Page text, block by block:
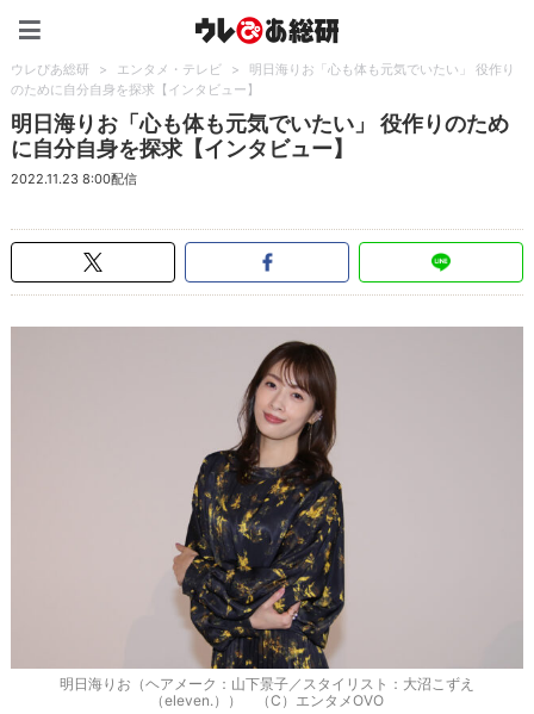
ウレぴあ総研 > エンタメ・テレビ >
明日海りお「心も体も元気でいたい」 役作り
のために自分自身を探求【インタビュー】
明日海りお「心も体も元気でいたい」 役作りのため
に自分自身を探求【インタビュー】
2022.11.23 8:00配信
明日海りお（ヘアメーク：山下景子／スタイリスト：大沼こずえ
（eleven.）） （C）エンタメOVO